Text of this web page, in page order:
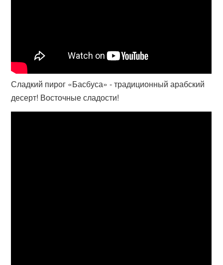
Сладкий пирог «Басбуса» - традиционный арабский
десерт! Восточные сладости!